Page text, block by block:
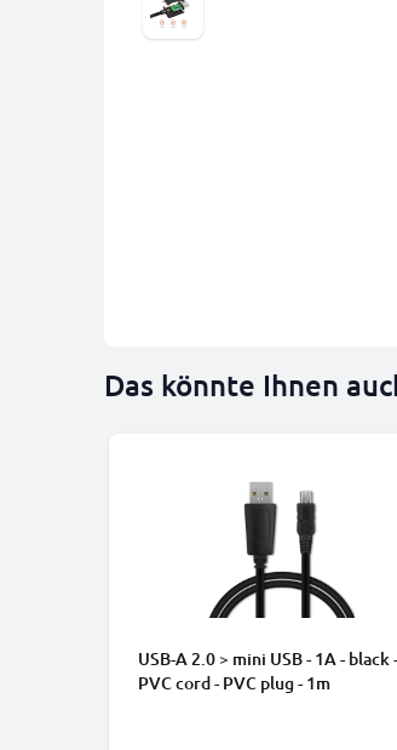
Das könnte Ihnen
USB-A 2.0 > mini USB - 1A - black -
PVC cord - PVC plug - 1m